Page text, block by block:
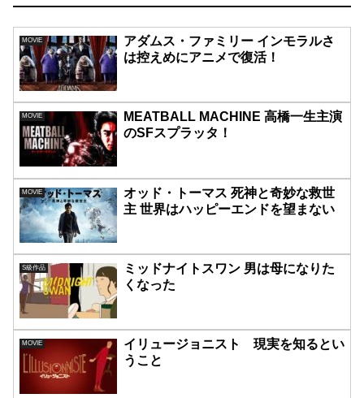
MOVIE
アダムス・ファミリー インモラルさ
は控えめにアニメで復活！
MOVIE
MEATBALL MACHINE 高橋一生主演
のSFスプラッタ！
MOVIE
オッド・トーマス 死神と奇妙な救世
主 世界はハッピーエンドを望まない
S級作品
ミッドナイトスワン 男は母になりた
くなった
MOVIE
イリュージョニスト 現実を知るとい
うこと